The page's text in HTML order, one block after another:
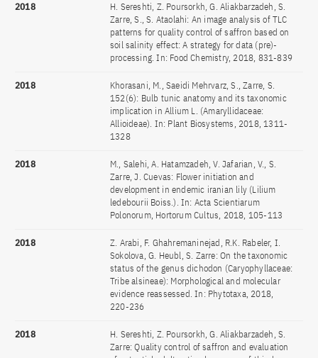
2018
H. Sereshti, Z. Poursorkh, G. Aliakbarzadeh, S.
Zarre, S., S. Ataolahi: An image analysis of TLC
patterns for quality control of saffron based on
soil salinity effect: A strategy for data (pre)-
processing. In: Food Chemistry, 2018, 831-839
2018
Khorasani, M., Saeidi Mehrvarz, S., Zarre, S.
152(6): Bulb tunic anatomy and its taxonomic
implication in Allium L. (Amaryllidaceae:
Allioideae). In: Plant Biosystems, 2018, 1311-
1328
2018
M., Salehi, A. Hatamzadeh, V. Jafarian, V., S.
Zarre, J. Cuevas: Flower initiation and
development in endemic iranian lily (Lilium
ledebourii Boiss.). In: Acta Scientiarum
Polonorum, Hortorum Cultus, 2018, 105-113
2018
Z. Arabi, F. Ghahremaninejad, R.K. Rabeler, I.
Sokolova, G. Heubl, S. Zarre: On the taxonomic
status of the genus dichodon (Caryophyllaceae:
Tribe alsineae): Morphological and molecular
evidence reassessed. In: Phytotaxa, 2018,
220-236
2018
H. Sereshti, Z. Poursorkh, G. Aliakbarzadeh, S.
Zarre: Quality control of saffron and evaluation